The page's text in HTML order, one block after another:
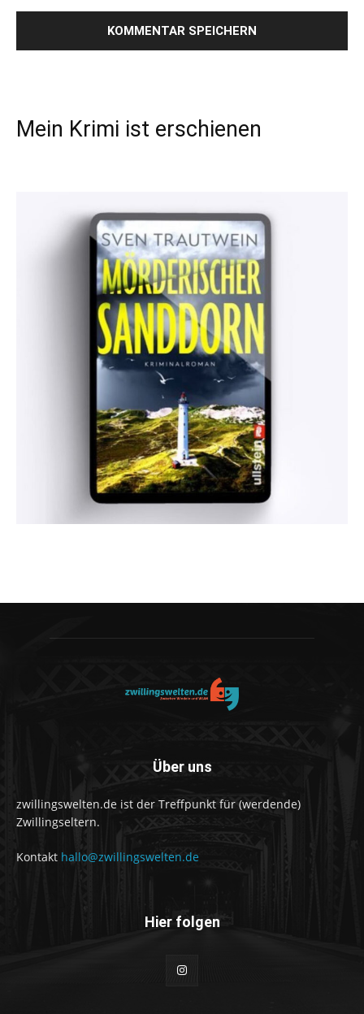
Mein Krimi ist erschienen
Über uns
zwillingswelten.de ist der Treffpunkt für (werdende)
Zwillingseltern.
Kontakt hallo@zwillingswelten.de
Hier folgen